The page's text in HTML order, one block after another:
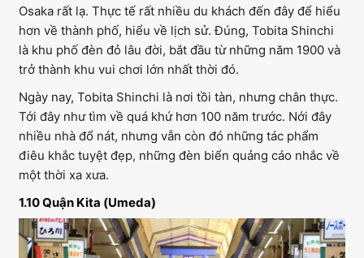
Osaka rất lạ. Thực tế rất nhiều du khách đến đây để hiểu
hơn về thành phố, hiểu về lịch sử. Đúng, Tobita Shinchi
là khu phố đèn đỏ lâu đời, bắt đầu từ những năm 1900 và
trở thành khu vui chơi lớn nhất thời đó.
Ngày nay, Tobita Shinchi là nơi tồi tàn, nhưng chân thực.
Tới đây như tìm về quá khứ hơn 100 năm trước. Nới đây
nhiều nhà đổ nát, nhưng vẫn còn đó những tác phẩm
điêu khắc tuyệt đẹp, những đèn biển quảng cáo nhắc về
một thời xa xưa.
1.10 Quận Kita (Umeda)